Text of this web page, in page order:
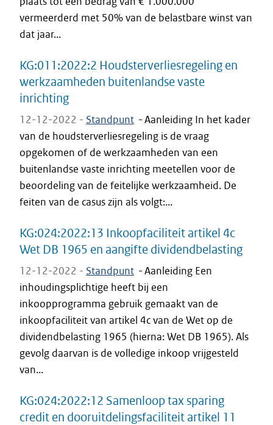
vermeerderd met 50% van de belastbare winst van
dat jaar...
KG:011:2022:2 Houdsterverliesregeling en
werkzaamheden buitenlandse vaste
inrichting
12-12-2022 - Standpunt -Aanleiding In het kader
van de houdsterverliesregeling is de vraag
opgekomen of de werkzaamheden van een
buitenlandse vaste inrichting meetellen voor de
beoordeling van de feitelijke werkzaamheid. De
feiten van de casus zijn als volgt:...
KG:024:2022:13 Inkoopfaciliteit artikel 4c
Wet DB 1965 en aangifte dividendbelasting
12-12-2022 - Standpunt -Aanleiding Een
inhoudingsplichtige heeft bij een
inkoopprogramma gebruik gemaakt van de
inkoopfaciliteit van artikel 4c van de Wet op de
dividendbelasting 1965 (hierna: Wet DB 1965). Als
gevolg daarvan is de volledige inkoop vrijgesteld
van...
KG:024:2022:12 Samenloop tax sparing
credit en dooruitdelingsfaciliteit artikel 11